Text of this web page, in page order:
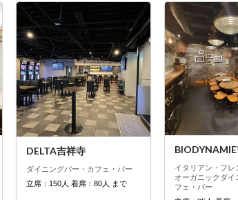
DELTA吉祥寺
ダイニングバー・カフェ・バー
立席：150人 着席：80人 まで
イタリアン・フレ
オーガニック ダイ
フェ・バー